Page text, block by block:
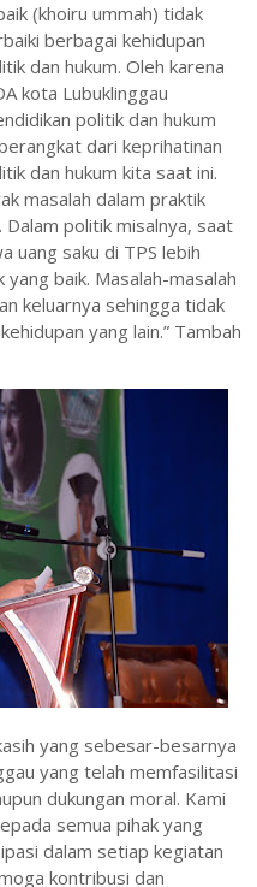
(khoiru ummah) tidak
berbagai kehidupan
dan hukum. Oleh karena
kota Lubuklinggau
politik dan hukum
dari keprihatinan
dan hukum kita saat ini.
masalah dalam praktik
politik misalnya, saat
uang saku di TPS lebih
baik. Masalah-masalah
keluarnya sehingga tidak
yang lain.” Tambah
yang sebesar-besarnya
yang telah memfasilitasi
dukungan moral. Kami
semua pihak yang
dalam setiap kegiatan
kontribusi dan